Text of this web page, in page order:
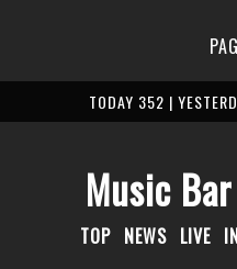
TODAY 352 |
Music
TOP NEWS LIVE